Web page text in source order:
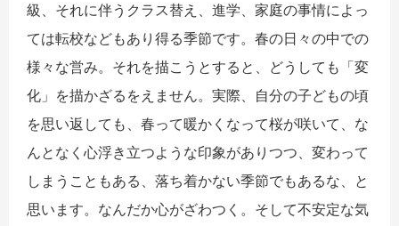
級、それに伴うクラス替え、進学、家庭の事情によっ
ては転校などもあり得る季節です。春の日々の中での
様々な営み。それを描こうとすると、どうしても「変
化」を描かざるをえません。実際、自分の子どもの頃
を思い返しても、春って暖かくなって桜が咲いて、な
んとなく心浮き立つような印象がありつつ、変わって
しまうこともある、落ち着かない季節でもあるな、と
思います。なんだか心がざわつく。そして不安定な気